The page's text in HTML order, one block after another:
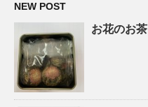
NEW POST
お花のお茶